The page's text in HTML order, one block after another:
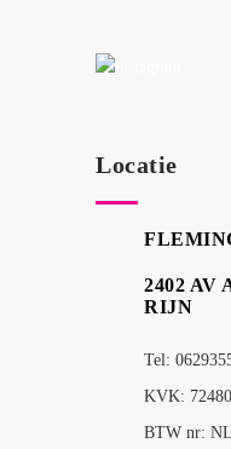
Locatie
2402 AV
RIJN
Tel:
KVK:
BTW nr: